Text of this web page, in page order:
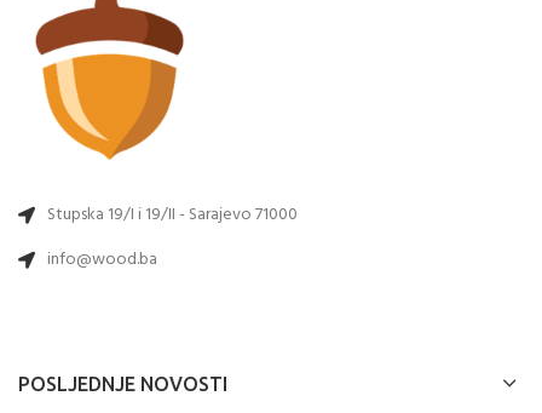
Stupska 19/I i 19/II - Sarajevo 71000
info@wood.ba
POSLJEDNJE NOVOSTI